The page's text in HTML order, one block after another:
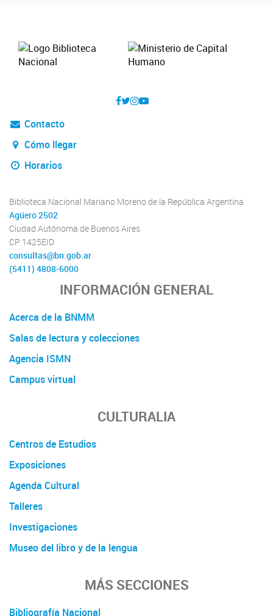
Contacto
Cómo llegar
Horarios
Biblioteca Nacional Mariano Moreno de la República Argentina
Agüero 2502
Ciudad Autónoma de Buenos Aires
CP 1425EID
consultas@bn.gob.ar
(5411) 4808-6000
INFORMACIÓN GENERAL
Acerca de la BNMM
Salas de lectura y colecciones
Agencia ISMN
Campus virtual
CULTURALIA
Centros de Estudios
Exposiciones
Agenda Cultural
Talleres
Investigaciones
Museo del libro y de la lengua
MÁS SECCIONES
Bibliografía Nacional